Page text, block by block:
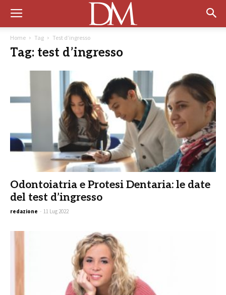
Home Tag Test d’ingresso
Tag: test d’ingresso
Odontoiatria e Protesi Dentaria: le date
del test d’ingresso
redazione - 11 Lug 2022